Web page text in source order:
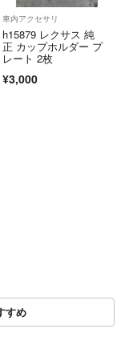
車内アクセサリ
h15879 レクサス 純
正 カップホルダー プ
レート 2枚
¥3,000
すめ